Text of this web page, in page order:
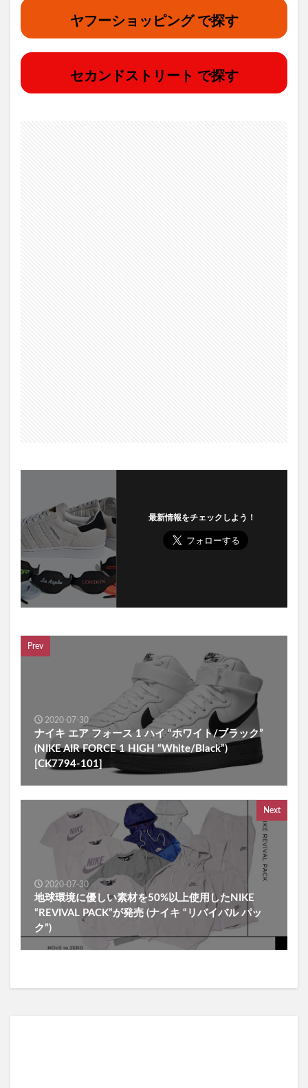
ヤフーショッピング で探す
セカンドストリート で探す
最新情報をチェックしよう！
Prev
2020-07-30
ナイキ エア フォース 1 ハイ “ホワイト/ブラック”
(NIKE AIR FORCE 1 HIGH “White/Black”)
[CK7794-101]
Next
2020-07-30
地球環境に優しい素材を50%以上使用したNIKE
“REVIVAL PACK”が発売 (ナイキ “リバイバル パッ
ク”)